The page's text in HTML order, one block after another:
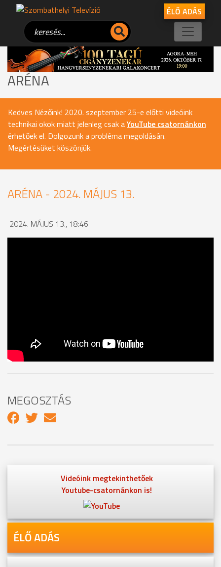
ÉLŐ ADÁS
ARÉNA
Kedves Nézőink! 2020. szeptember 25-e előtti videóink
technikai okok miatt jelenleg csak aYouTube csatornánkon
érhetőek el. Dolgozunk a probléma megoldásán.
Megértésüket köszönjük.
ARÉNA - 2024. MÁJUS 13.
2024. MÁJUS 13., 18:46
MEGOSZTÁS
Videóink megtekinthetőek
Youtube-csatornánkon is!
ÉLŐ ADÁS